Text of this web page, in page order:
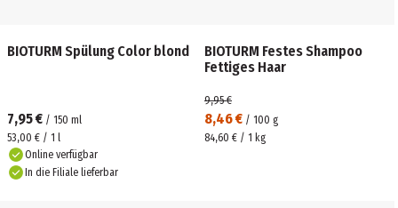
BIOTURM Spülung Color blond
7,95 € / 150 ml
53,00 € / 1 l
Online verfügbar
In die Filiale lieferbar
BIOTURM Festes Shampoo
Fettiges Haar
8,46 € / 100 g
9,95 €
84,60 € / 1 kg